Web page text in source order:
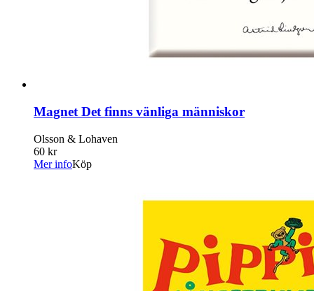
Magnet Det finns vänliga människor
Olsson & Lohaven
60 kr
Mer infoKöp